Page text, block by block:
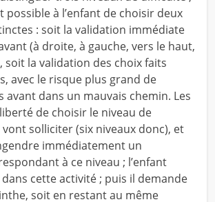
possible à l’enfant de choisir deux
: soit la validation immédiate
(à droite, à gauche, vers le haut,
soit la validation des choix faits
avec le risque plus grand de
avant dans un mauvais chemin. Les
de choisir le niveau de
vont solliciter (six niveaux donc), et
immédiatement un
à ce niveau ; l’enfant
dans cette activité ; puis il demande
soit en restant au même